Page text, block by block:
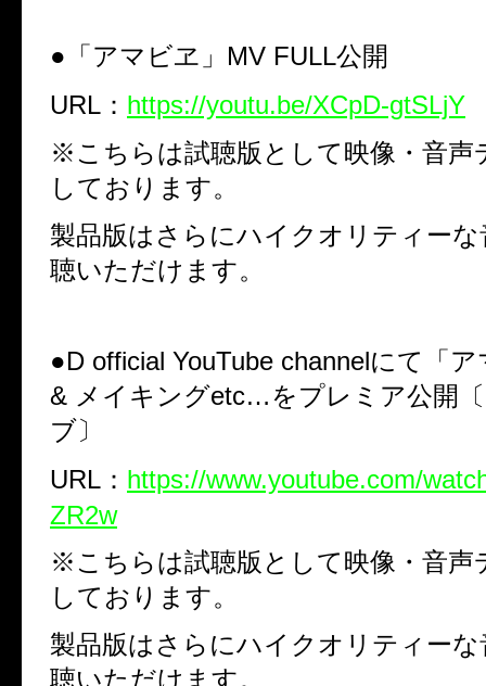
● 「アマビヱ」MV FULL公開
URL： https://youtu.be/XCpD-gtSLjY
※こちらは試聴版として映像・音声
しております。
製品版はさらにハイクオリティー
聴いただけます。
●D official YouTube channelにて「
& メイキングetc…をプレミア公開
ブ〕
URL： https://www.youtube.com/
ZR2w
※こちらは試聴版として映像・音声
しております。
製品版はさらにハイクオリティー
聴いただけます。